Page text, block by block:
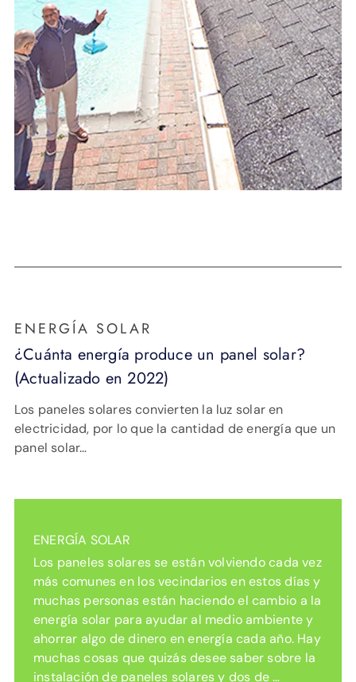
ENERGÍA SOLAR
¿Cuánta energía produce un panel solar?
(Actualizado en 2022)
Los paneles solares convierten la luz solar en
electricidad, por lo que la cantidad de energía que un
panel solar…
ENERGÍA SOLAR
Los paneles solares se están volviendo cada vez
más comunes en los vecindarios en estos días y
muchas personas están haciendo el cambio a la
energía solar para ayudar al medio ambiente y
ahorrar algo de dinero en energía cada año. Hay
muchas cosas que quizás desee saber sobre la
instalación de paneles solares y dos de …